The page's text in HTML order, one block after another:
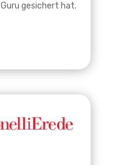
gesichert hat.